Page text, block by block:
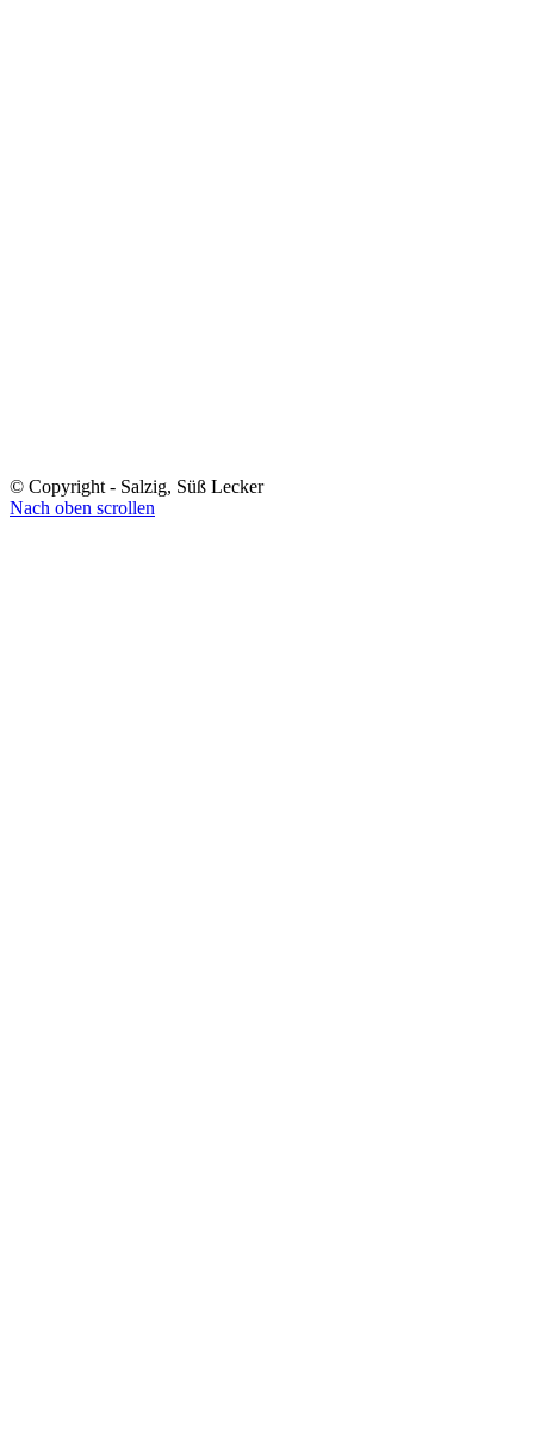
© Copyright - Salzig, Süß Lecker
Nach oben scrollen